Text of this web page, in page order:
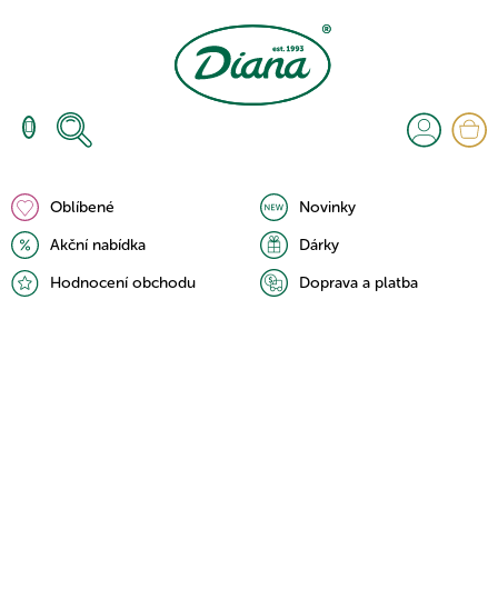
Oblíbené
Novinky
Akční nabídka
Dárky
Hodnocení obchodu
Doprava a platba